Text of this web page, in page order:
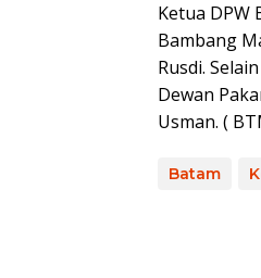
Ketua DPW
Bambang
Rusdi.
Dewan
Usman. (
Batam